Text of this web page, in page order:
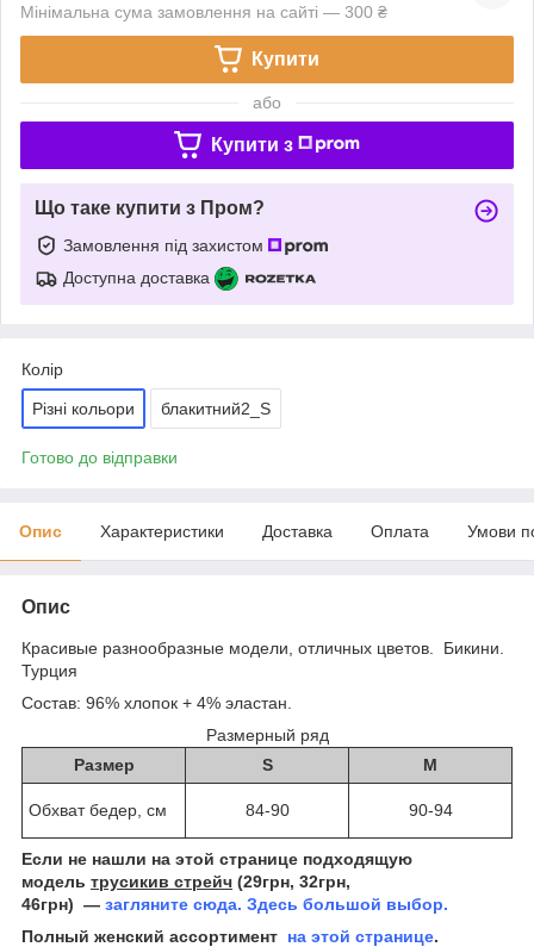
Мінімальна сума замовлення на сайті — 300 ₴
Купити
або
Купити з
Що таке купити з Пром?
Замовлення під захистом
Доступна доставка
Колір
Різні кольори блакитний2_S
Готово до відправки
Опис Характеристики Доставка Оплата Умови
Опис
Красивые разнообразные модели, отличных цветов. Бикини.
Турция
Состав: 96% хлопок + 4% эластан.
Размерный ряд
Размер
S М
Обхват бедер, см 84-90 90-94
Если не нашли на этой странице подходящую
модель трусикив стрейч (29грн, 32грн,
46грн) ― загляните сюда. Здесь большой выбор.
Полный женский ассортимент на этой странице.